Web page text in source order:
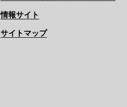
情報サイト
サイトマップ